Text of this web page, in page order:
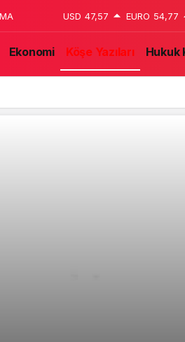
USD 47,57 EURO 54,77
Ekonomi Köşe Yazıları Hukuk